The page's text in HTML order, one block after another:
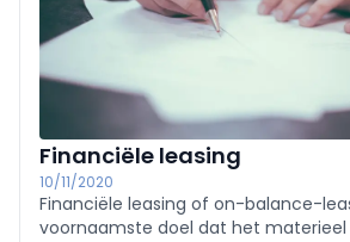
Financiële leasing
10/11/2020
Financiële leasing of on-balance-
voornaamste doel dat het